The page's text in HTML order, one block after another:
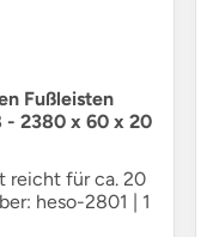
Fußleisten
- 2380 x 60 x 20
reicht für ca. 20
heso-2801 | 1